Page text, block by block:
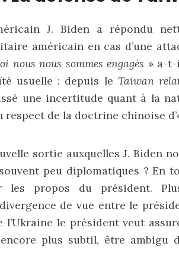
J. Biden a répondu
américain en cas d’une
nous nous sommes engagés » a-
usuelle : depuis le Taiwan
une incertitude quant à la
respect de la doctrine chinoise
sortie auxquelles J. Biden
souvent peu diplomatiques ? En
propos du président.
de vue entre le
l’Ukraine le président veut
plus subtil, être ambigu